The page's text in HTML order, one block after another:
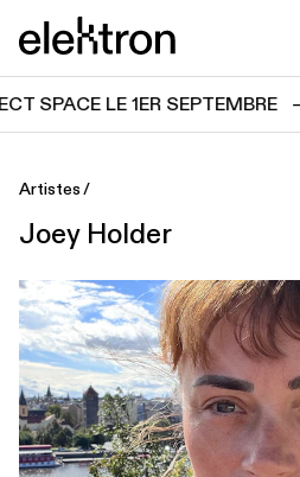
elektron
SPACE LE 1ER SEPTEMBRE —
Artistes
Joey Holder